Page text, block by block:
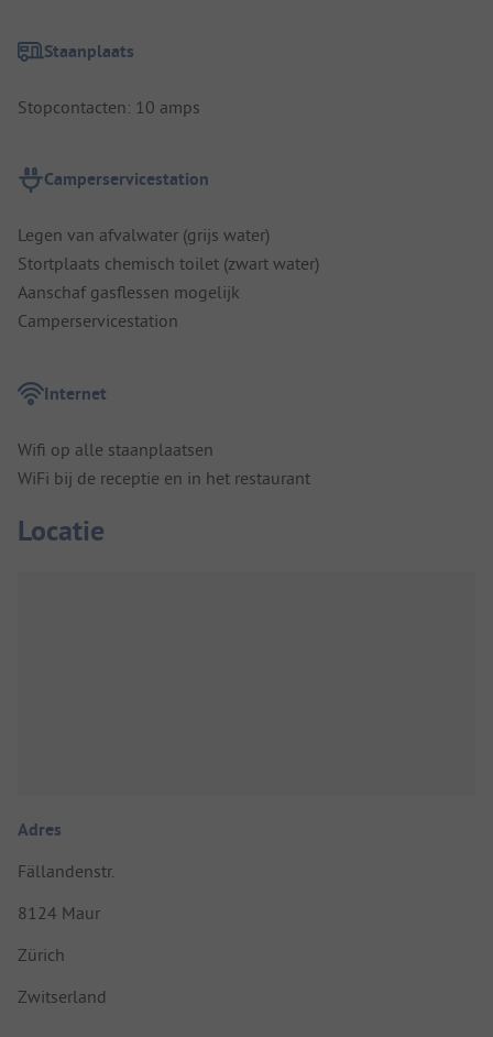
Staanplaats
Stopcontacten: 10 amps
Camperservicestation
Legen van afvalwater (grijs water)
Stortplaats chemisch toilet (zwart water)
Aanschaf gasflessen mogelijk
Camperservicestation
Internet
Wifi op alle staanplaatsen
WiFi bij de receptie en in het restaurant
Locatie
Adres
Fällandenstr.
8124 Maur
Zürich
Zwitserland